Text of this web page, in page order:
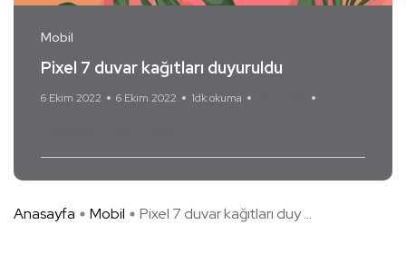
Mobil
Pixel 7 duvar kağıtları duyuruldu
6 Ekim 2022 6 Ekim 2022 1dk okuma
Anasayfa Mobil Pixel 7 duvar kağıtları duy ...